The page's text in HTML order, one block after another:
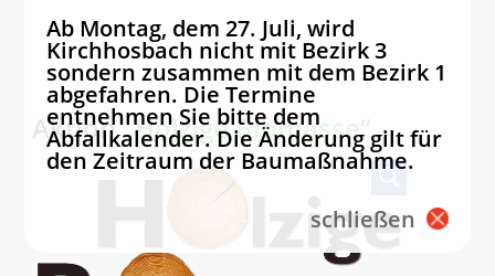
Ab Montag, dem 27. Juli, wird
Kirchhosbach nicht mit Bezirk 3
sondern zusammen mit dem Bezirk 1
abgefahren. Die Termine
entnehmen Sie bitte dem
Abfallkalender. Die Änderung gilt für
den Zeitraum der Baumaßnahme.
schließen
Aktion„Holzige Biomasse“